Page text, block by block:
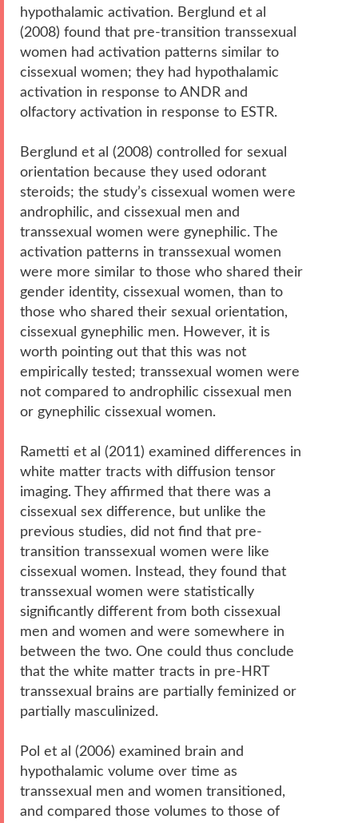
hypothalamic activation. Berglund et al
(2008) found that pre-transition transsexual
women had activation patterns similar to
cissexual women; they had hypothalamic
activation in response to ANDR and
olfactory activation in response to ESTR.
Berglund et al (2008) controlled for sexual
orientation because they used odorant
steroids; the study’s cissexual women were
androphilic, and cissexual men and
transsexual women were gynephilic. The
activation patterns in transsexual women
were more similar to those who shared their
gender identity, cissexual women, than to
those who shared their sexual orientation,
cissexual gynephilic men. However, it is
worth pointing out that this was not
empirically tested; transsexual women were
not compared to androphilic cissexual men
or gynephilic cissexual women.
Rametti et al (2011) examined differences in
white matter tracts with diffusion tensor
imaging. They affirmed that there was a
cissexual sex difference, but unlike the
previous studies, did not find that pre-
transition transsexual women were like
cissexual women. Instead, they found that
transsexual women were statistically
significantly different from both cissexual
men and women and were somewhere in
between the two. One could thus conclude
that the white matter tracts in pre-HRT
transsexual brains are partially feminized or
partially masculinized.
Pol et al (2006) examined brain and
hypothalamic volume over time as
transsexual men and women transitioned,
and compared those volumes to those of